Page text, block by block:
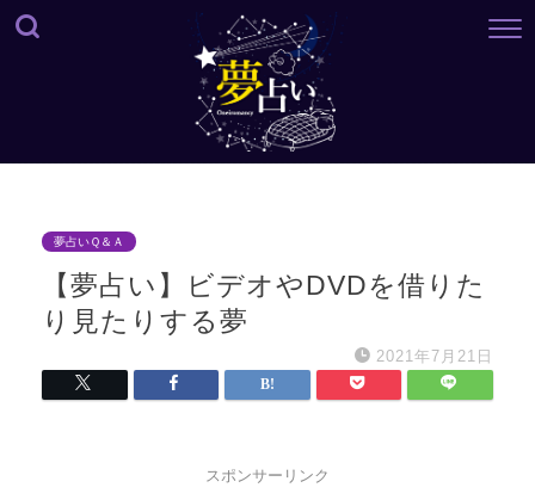
夢占いＱ＆Ａ
【夢占い】ビデオやDVDを借りた
り見たりする夢
2021年7月21日
スポンサーリンク